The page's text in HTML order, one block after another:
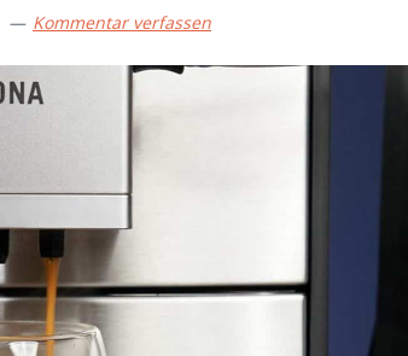
Kommentar verfassen